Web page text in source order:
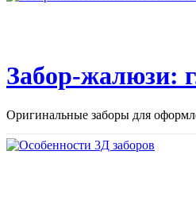
Забор-жалюзи:
Оригинальные заборы для